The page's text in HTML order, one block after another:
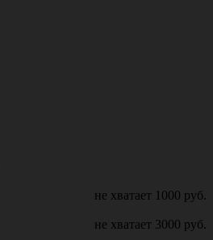
не хватает 1000 руб.
не хватает 3000 руб.